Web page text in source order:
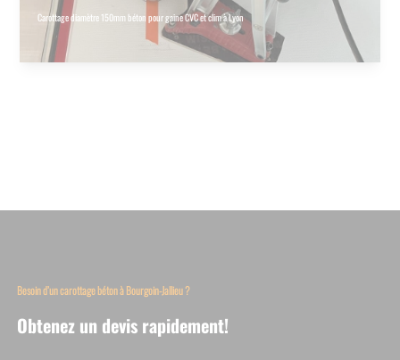
Carottage diamètre 150mm béton pour gaine CVC et clim à Lyon
Besoin d’un carottage béton à Bourgoin-Jallieu ?
Obtenez un devis rapidement!